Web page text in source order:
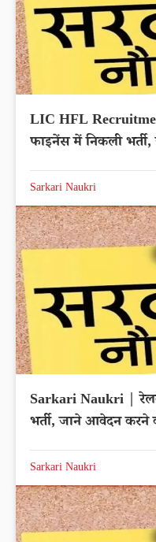
LIC HFL
फाइनेंस में निकली
Sarkari Naukri
Sarkari Naukri |
भर्ती, जाने आवेदन करने
Sarkari Naukri